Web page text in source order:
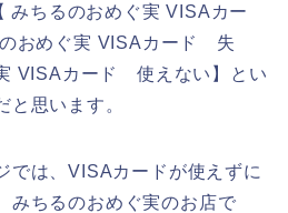
みちるのおめぐ実 VISAカー
おめぐ実 VISAカード 失
VISAカード 使えない】とい
と思います。
では、VISAカードが使えずに
みちるのおめぐ実のお店で